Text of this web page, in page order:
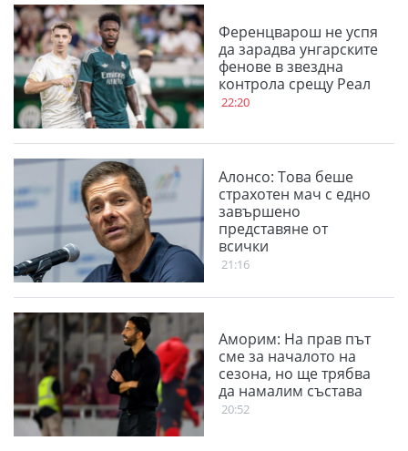
Ференцварош не успя
да зарадва унгарските
фенове в звездна
контрола срещу Реал
22:20
Алонсо: Това беше
страхотен мач с едно
завършено
представяне от
всички
21:16
Аморим: На прав път
сме за началото на
сезона, но ще трябва
да намалим състава
20:52